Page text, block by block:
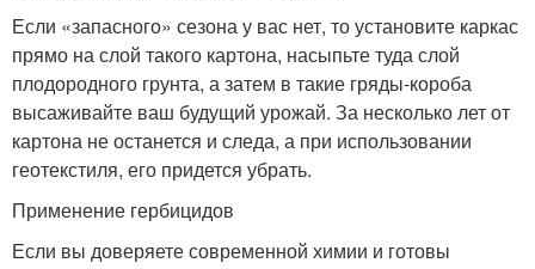
Если «запасного» сезона у вас нет, то установите каркас
прямо на слой такого картона, насыпьте туда слой
плодородного грунта, а затем в такие гряды-короба
высаживайте ваш будущий урожай. За несколько лет от
картона не останется и следа, а при использовании
геотекстиля, его придется убрать.
Применение гербицидов
Если вы доверяете современной химии и готовы